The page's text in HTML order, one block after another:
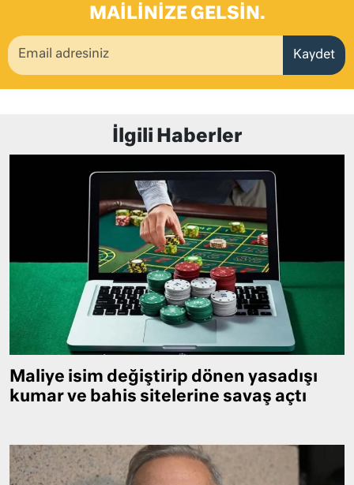
MAILINIZE GELSIN.
Kaydet
İlgili Haberler
Maliye isim değiştirip dönen yasadışı
kumar ve bahis sitelerine savaş açtı